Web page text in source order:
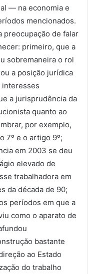
— na economia e
mencionados.
preocupação de falar
primeiro, que a
sobremaneira o rol
a posição jurídica
a jurisprudência da
quanto ao
por exemplo,
7º e o artigo 9º;
em 2003 se deu
elevado de
trabalhadora em
da década de 90;
períodos em que a
como o aparato de
bastante
ao Estado
do trabalho